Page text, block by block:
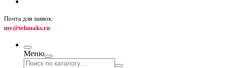
Почта для заявок:
mv@tehmaks.ru
Меню